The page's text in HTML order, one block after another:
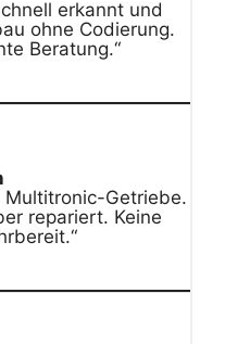
erkannt und
ohne Codierung.
Beratung.“
Multitronic-Getriebe.
repariert. Keine